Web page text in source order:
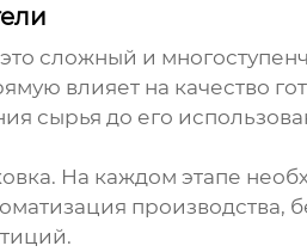
сложный и
влияет на качество
сырья до его
На каждом этапе
производства,